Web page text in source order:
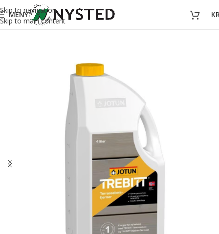
Skip to navigation
Skip to main content
MENY